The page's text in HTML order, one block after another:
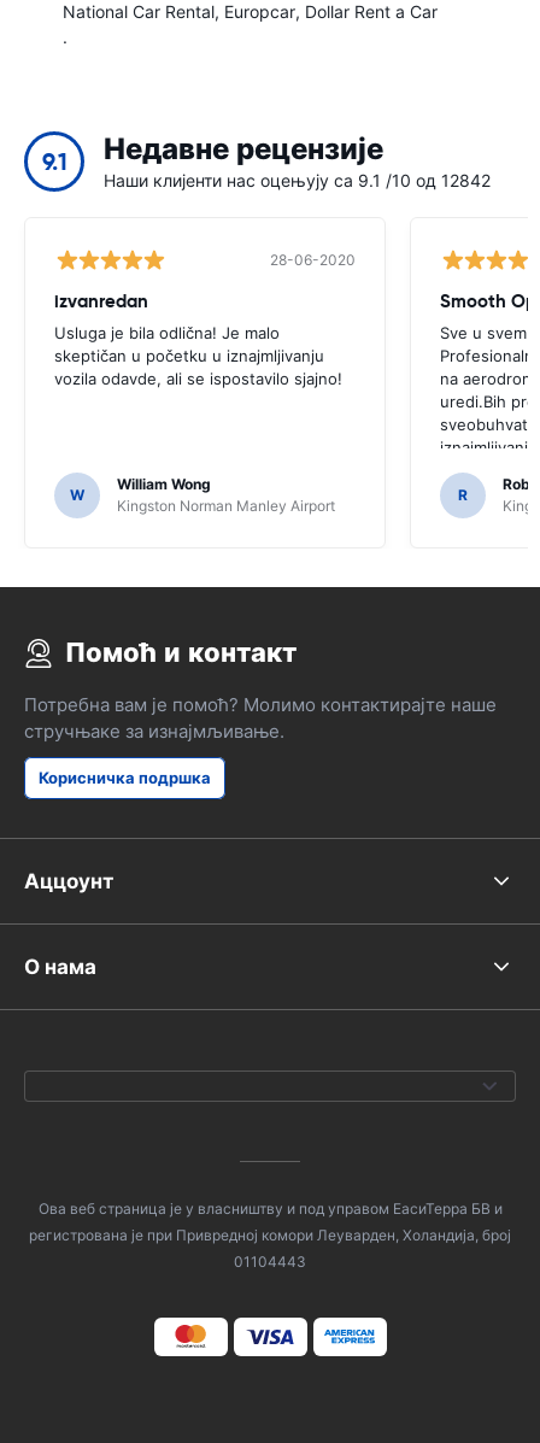
National Car Rental Europcar Dollar Rent a Car
.
9.1 Недавне рецензије
Наши клијенти нас оцењују са 9.1 /10 од 12842
28-06-2020
izvanredan
Usluga je bila odlična! Je malo
skeptičan u početku u iznajmljivanju
vozila odavde, ali se ispostavilo sjajno!
W
William Wong
Kingston Norman Manley Airport
Smooth
Sve u
na
uredi.Bih
R
Помоћ и контакт
Потребна вам је помоћ? Молимо контактирајте наше
стручњаке за изнајмљивање.
Корисничка подршка
Аццоунт
О нама
Ова веб страница је у власништву и под управом ЕасиТерра БВ и
регистрована је при Привредној комори Леуварден, Холандија, број
01104443